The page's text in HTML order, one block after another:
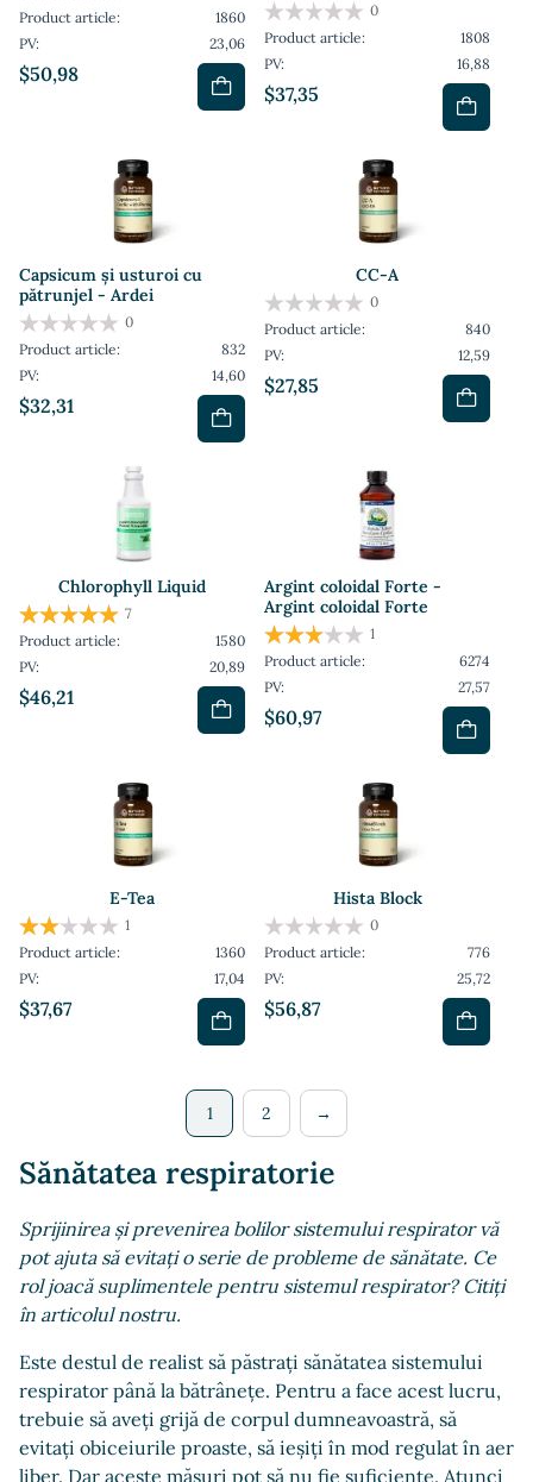
$50,98
Product article:
1860
PV:
23,06
$37,35
0
Product article:
1808
PV:
16,88
Capsicum și usturoi cu
pătrunjel - Ardei
$32,31
0
Product article:
832
PV:
14,60
CC-A
$27,85
0
Product article:
840
PV:
12,59
Chlorophyll Liquid
$46,21
7
Product article:
1580
PV:
20,89
Argint coloidal Forte -
Argint coloidal Forte
$60,97
1
Product article:
6274
PV:
27,57
E-Tea
$37,67
1
Product article:
1360
PV:
17,04
Hista Block
$56,87
0
Product article:
776
PV:
25,72
1 2 →
Sănătatea respiratorie
Sprijinirea și prevenirea bolilor sistemului respirator vă
pot ajuta să evitați o serie de probleme de sănătate. Ce
rol joacă suplimentele pentru sistemul respirator? Citiți
în articolul nostru.
Este destul de realist să păstrați sănătatea sistemului
respirator până la bătrânețe. Pentru a face acest lucru,
trebuie să aveți grijă de corpul dumneavoastră, să
evitați obiceiurile proaste, să ieșiți în mod regulat în aer
liber. Dar aceste măsuri pot să nu fie suficiente. Atunci